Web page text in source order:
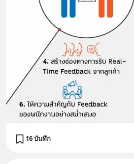
16 บันทึก